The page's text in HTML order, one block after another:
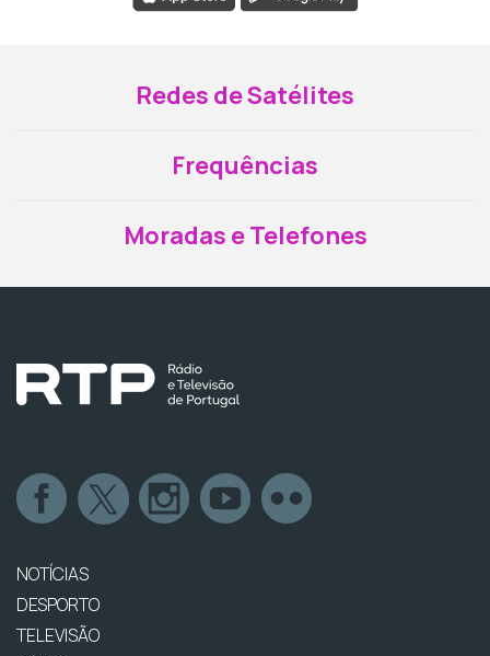
Redes de Satélites
Frequências
Moradas e Telefones
NOTÍCIAS
DESPORTO
TELEVISÃO